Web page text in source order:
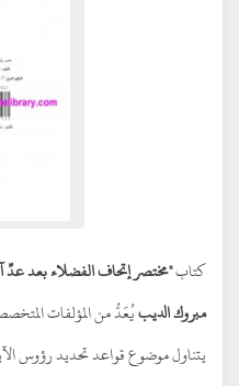
كتاب"مختصر إتحاف الفضلاء بعد عدِّ
مبروك الديبيُعَدُّ من المؤلفات
يتناول موضوع قواعد تحديد رؤوس